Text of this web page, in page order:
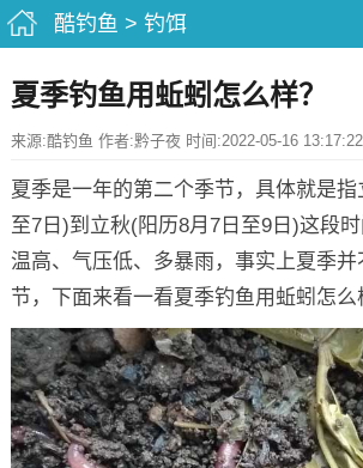
酷钓鱼 > 钓饵
夏季钓鱼用蚯蚓怎么样？
来源:酷钓鱼 作者:黔子夜 时间:2022-05-16 13:17:22
夏季是一年的第二个季节，具体就是指
至7日)到立秋(阳历8月7日至9日)这段
温高、气压低、多暴雨，事实上夏季
节，下面来看一看夏季钓鱼用蚯蚓怎么